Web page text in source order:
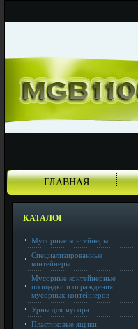
ГЛАВНАЯ
КАТАЛОГ
Мусорные контейнеры
Специализированные
контейнеры
Мусорные контейнерные
площадки и ограждения
мусорных контейнеров
Урны для мусора
Пластиковые ящики